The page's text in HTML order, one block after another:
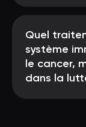
Quel
système
le cancer,
dans la